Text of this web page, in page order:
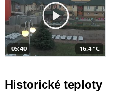
05:40 16,4 °C
Historické teploty